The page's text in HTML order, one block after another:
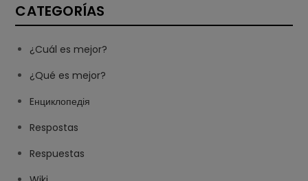
CATEGORÍAS
¿Cuál es mejor?
¿Qué es mejor?
Eнциклопедія
Respostas
Respuestas